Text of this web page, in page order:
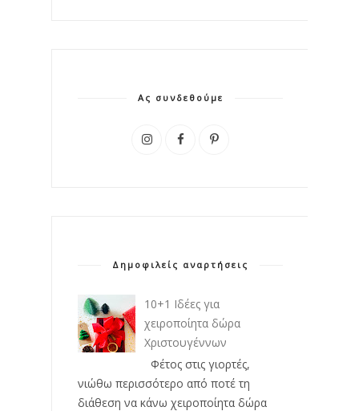
Ας συνδεθούμε
Δημοφιλείς αναρτήσεις
10+1 Ιδέες για
χειροποίητα δώρα
Χριστουγέννων
Φέτος στις γιορτές,
νιώθω περισσότερο από ποτέ τη
διάθεση να κάνω χειροποίητα δώρα